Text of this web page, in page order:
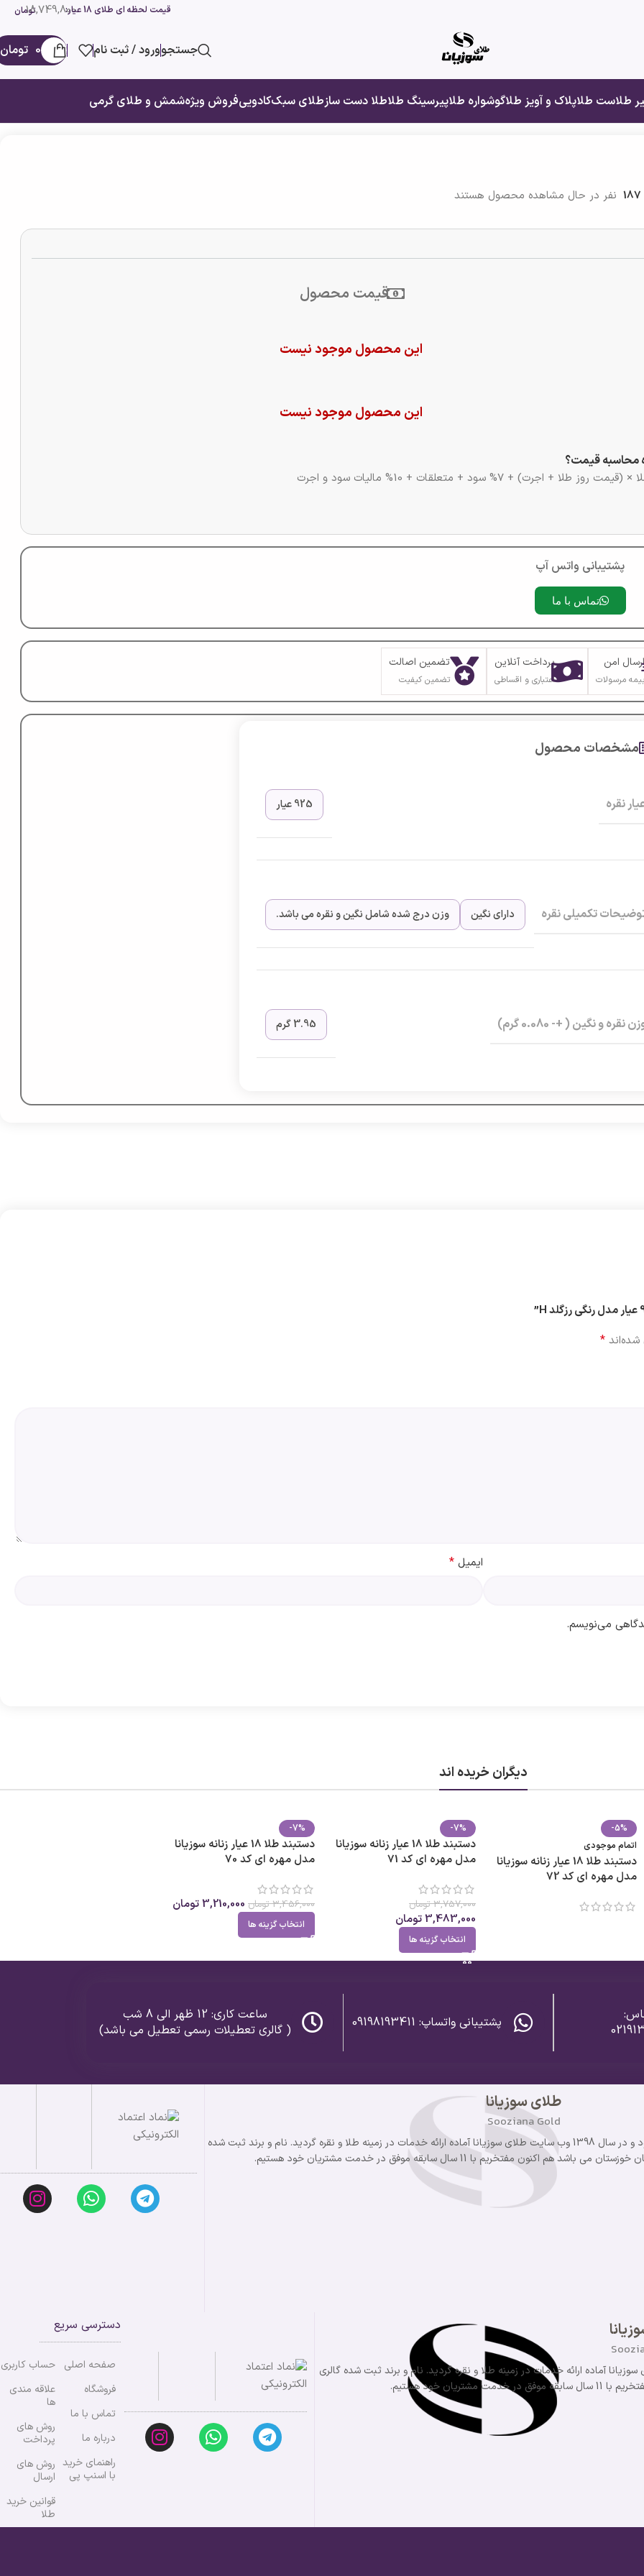
تومان18,749,800 قیمت لحظه ای طلای 18 عیار:
جستجوورود / ثبت نام 0 تومان
طلاست طلاپلاک و آویز طلاگوشواره طلاپیرسینگ طلاطلا دست سازطلای سبککادوییفروش ویژهشمش و طلای گرمی
187 نفر در حال مشاهده محصول هستند
قیمت محصول
این محصول موجود نیست
این محصول موجود نیست
محاسبه قیمت؟
روز طلا + اجرت) + 7% سود + متعلقات + 10% مالیات سود و اجرت
پشتیبانی واتس آپ
تماس با ما
ارسال امن
بیمه مرسولات
پرداخت آنلاین
اعتباری و اقساطی
تضمین اصالت
تضمین کیفیت
مشخصات محصول
نقره 925 عیار
تکمیلی نقره دارای نگین وزن درج شده شامل نگین و نقره می باشد.
نقره و نگین ( +- 0.080 گرم) 3.95 گرم
*
ایمیل *
می‌نویسم.
دیگران خریده اند
-5%
اتمام موجودی
دستبند طلا 18 عیار زنانه سوزیانا
مدل مهره ای کد 72
-7%
دستبند طلا 18 عیار زنانه سوزیانا
مدل مهره ای کد 71
3,757,000تومان
3,483,000تومان
انتخاب گزینه ها
-7%
دستبند طلا 18 عیار زنانه سوزیانا
مدل مهره ای کد 70
3,456,000تومان 3,210,000تومان
انتخاب گزینه ها
پشتیبانی واتساپ: 09198193411
ساعت کاری: 12 ظهر الی 8 شب
( گالری تعطیلات رسمی تعطیل می باشد)
طلای سوزیانا
Sooziana Gold
گروه سوزیانا از سال 1393 فعالیت خود را آغاز نمود و در سال 1398 وب سایت طلای سوزیانا آماده ارائه خدمات در زمینه طلا و نقره گردید. نام و برند ثبت شده
اکنون مفتخریم با 11 سال سابقه موفق در خدمت مشتریان خود هستیم.
خود را آغاز نمود و در سال 1398 وب سایت طلای سوزیانا آماده ارائه خدمات در زمینه طلا و نقره گردید. نام و برند ثبت شده گالری
خود هستیم.
دسترسی سریع
صفحه اصلی
فروشگاه
تماس با ما
درباره ما
راهنمای خرید
با اسنپ پی
حساب کاربری
علاقه مندی
ها
روش های
پرداخت
روش های
ارسال
قوانین خرید
طلا